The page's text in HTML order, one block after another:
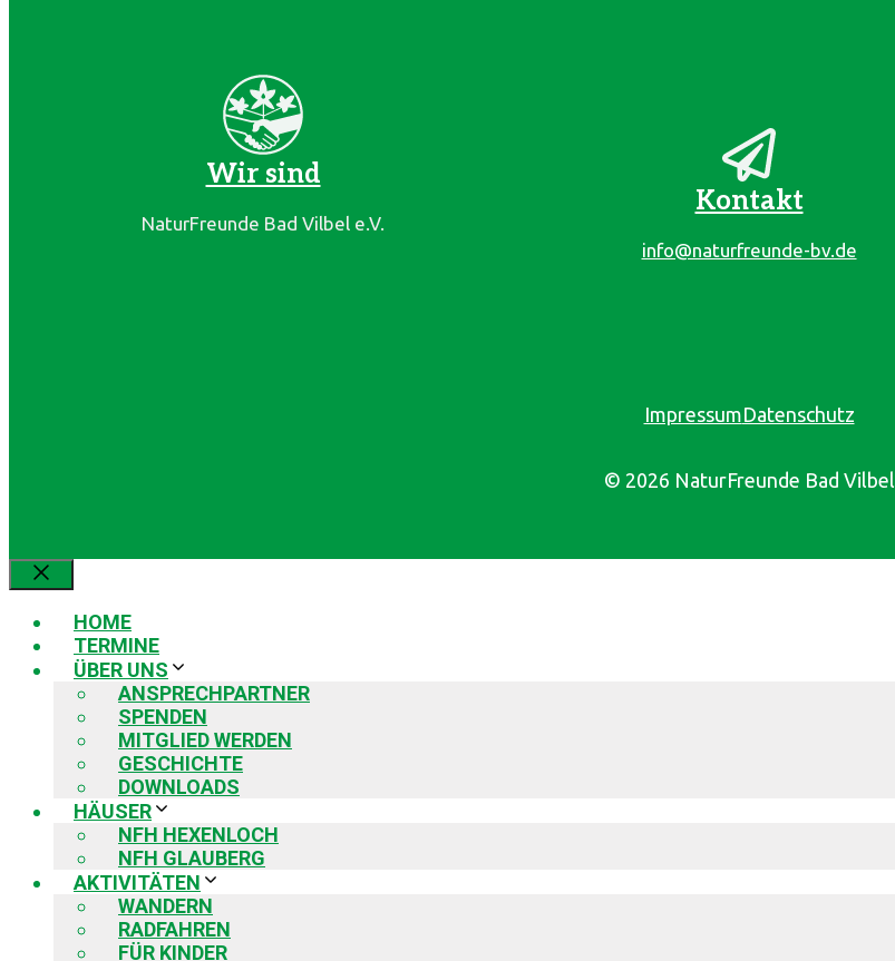
Wir sind
NaturFreunde Bad Vilbel e.V.
Kontakt
info@naturfreunde-bv.de
ImpressumDatenschutz
© 2026 NaturFreunde Bad Vilbel
Schließen
HOME
TERMINE
ÜBER UNS
ANSPRECHPARTNER
SPENDEN
MITGLIED WERDEN
GESCHICHTE
DOWNLOADS
HÄUSER
NFH HEXENLOCH
NFH GLAUBERG
AKTIVITÄTEN
WANDERN
RADFAHREN
FÜR KINDER